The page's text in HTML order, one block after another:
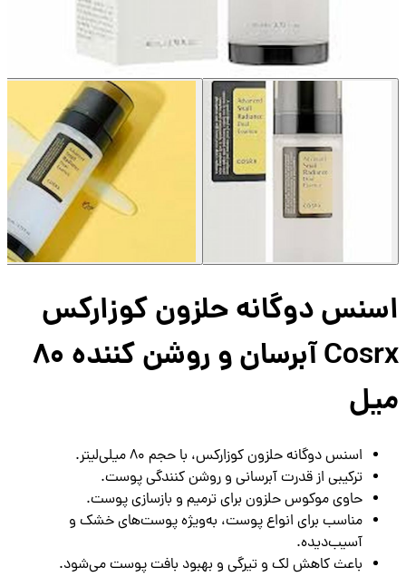
دوگانه حلزون کوزارکس
Cosrx آبرسان و روشن کننده 80
اسنس دوگانه حلزون کوزارکس، با حجم 80 میلی‌لیتر.
ترکیبی از قدرت آبرسانی و روشن کنندگی پوست.
حاوی موکوس حلزون برای ترمیم و بازسازی پوست.
مناسب برای انواع پوست، به‌ویژه پوست‌های خشک و
آسیب‌دیده.
باعث کاهش لک و تیرگی و بهبود بافت پوست می‌شود.